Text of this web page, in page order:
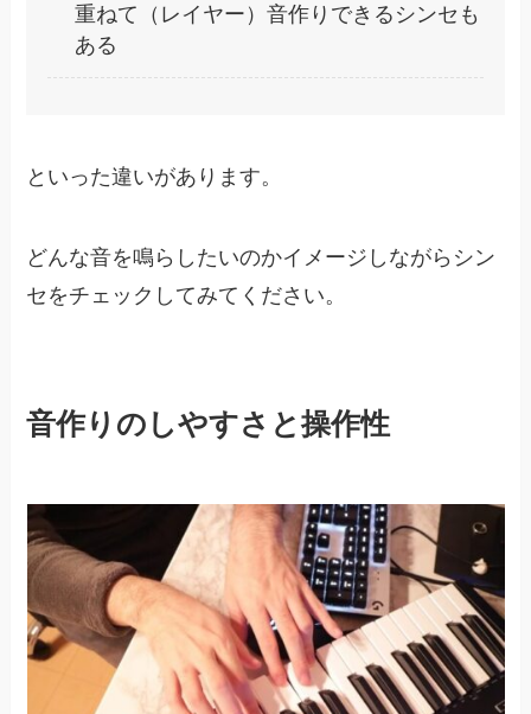
重ねて（レイヤー）音作りできるシンセも
ある
といった違いがあります。
どんな音を鳴らしたいのかイメージしながらシン
セをチェックしてみてください。
音作りのしやすさと操作性